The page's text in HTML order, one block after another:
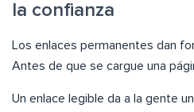
la confianza
Los enlaces permanentes dan
Antes de que se cargue una
Un enlace legible da a la gente